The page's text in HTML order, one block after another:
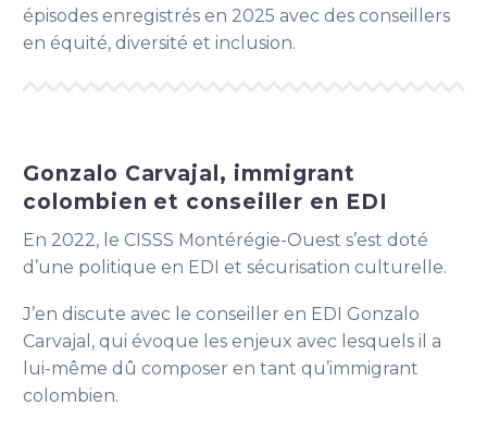
épisodes enregistrés en 2025 avec des conseillers
en équité, diversité et inclusion.
Gonzalo Carvajal, immigrant
colombien et conseiller en EDI
En 2022, le CISSS Montérégie-Ouest s’est doté
d’une politique en EDI et sécurisation culturelle.
J’en discute avec le conseiller en EDI Gonzalo
Carvajal, qui évoque les enjeux avec lesquels il a
lui-même dû composer en tant qu’immigrant
colombien.